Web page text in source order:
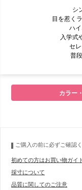
シ
目を惹く
ハ
入学式
セ
普
■サイズ表
カラー
ご購入の前に必ずご確認
初めての方はお買い物ガイ
採寸について
品質に関してのご注意